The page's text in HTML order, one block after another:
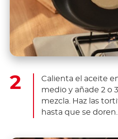
Calienta el aceite
medio y añade 2 o
mezcla. Haz las
hasta que se doren.